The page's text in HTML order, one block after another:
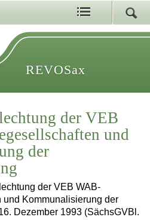
REVOSax
der VEB
und
der
der VEB WAB-
Kommunalisierung der
Dezember 1993 (SächsGVBl.